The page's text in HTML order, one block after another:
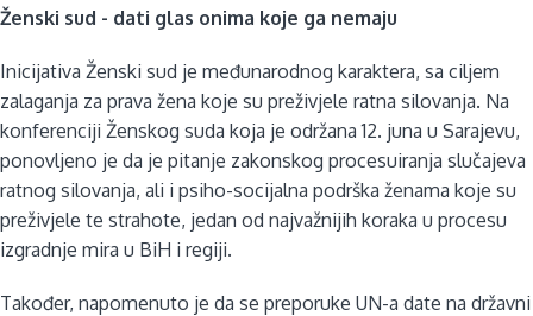
Ženski sud - dati glas onima koje ga nemaju
Inicijativa Ženski sud je međunarodnog karaktera, sa ciljem
zalaganja za prava žena koje su preživjele ratna silovanja. Na
konferenciji Ženskog suda koja je održana 12. juna u Sarajevu,
ponovljeno je da je pitanje zakonskog procesuiranja slučajeva
ratnog silovanja, ali i psiho-socijalna podrška ženama koje su
preživjele te strahote, jedan od najvažnijih koraka u procesu
izgradnje mira u BiH i regiji.
Također, napomenuto je da se preporuke UN-a date na državni